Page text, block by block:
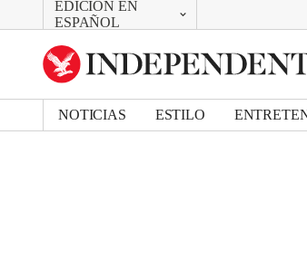
EDICIÓN EN
ESPAÑOL
CAMBIAR
UK Edition
US Edition
NOTICIAS ESTILO